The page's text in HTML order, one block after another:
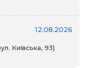
12.08.2026
Київська, 93)